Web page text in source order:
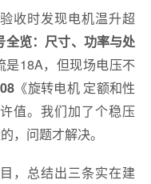
收时发现电机温升超
览：尺寸、功率与处
是18A，但现场电压不
《旋转电机 定额和性
值。我们加了个稳压
，问题才解决。
，总结出三条实在建